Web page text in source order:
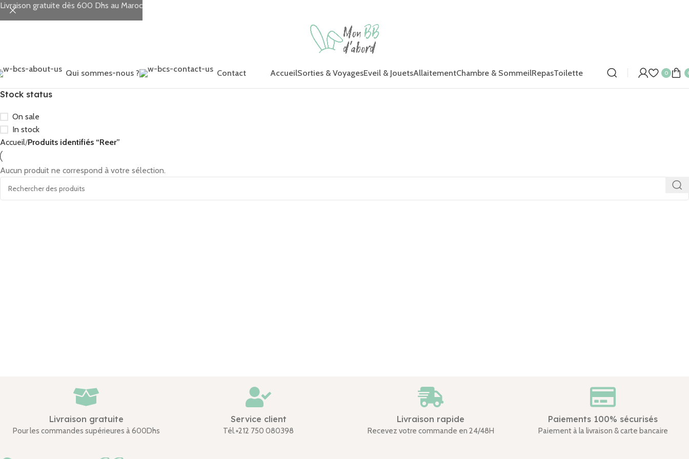
Qui sommes-nous ? Contact AccueilSorties & VoyagesEveil & JouetsAllaitementChambre & SommeilRepasToilette 0
Stock status
On sale
In stock
Accueil Produits identifiés “Reer”
Aucun produit ne correspond à votre sélection.
Livraison gratuite
Pour les commandes supérieures à 600Dhs
Service client
Tél.+212 750 080398
Livraison rapide
Recevez votre commande en 24/48H
Paiements 100% sécurisés
Paiement à la livraison & carte bancaire
Livraison gratuite dès 600 Dhs au Maroc